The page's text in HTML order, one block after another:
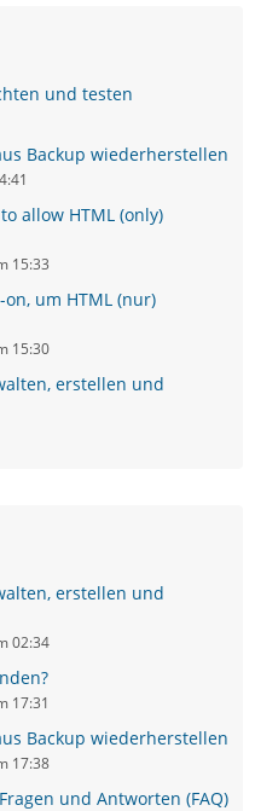
und testen
Backup wiederherstellen
allow HTML (only)
15:33
um HTML (nur)
15:30
erstellen und
erstellen und
02:34
17:31
Backup wiederherstellen
17:38
und Antworten (FAQ)